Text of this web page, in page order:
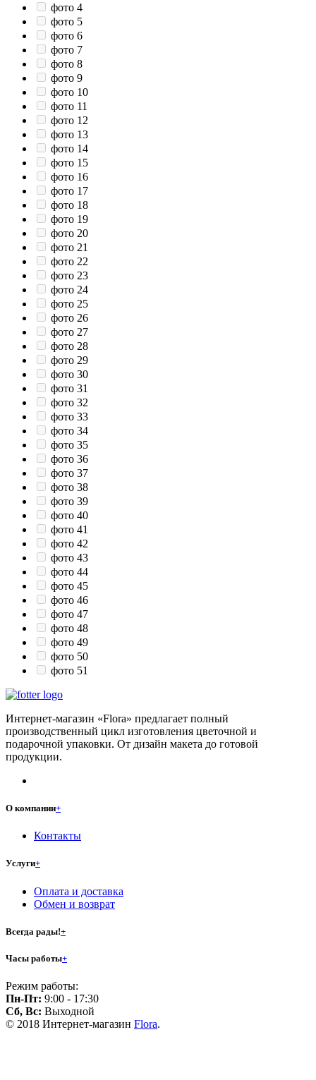
фото 4
фото 5
фото 6
фото 7
фото 8
фото 9
фото 10
фото 11
фото 12
фото 13
фото 14
фото 15
фото 16
фото 17
фото 18
фото 19
фото 20
фото 21
фото 22
фото 23
фото 24
фото 25
фото 26
фото 27
фото 28
фото 29
фото 30
фото 31
фото 32
фото 33
фото 34
фото 35
фото 36
фото 37
фото 38
фото 39
фото 40
фото 41
фото 42
фото 43
фото 44
фото 45
фото 46
фото 47
фото 48
фото 49
фото 50
фото 51
Интернет-магазин «Flora» предлагает полный
производственный цикл изготовления цветочной и
подарочной упаковки. От дизайн макета до готовой
продукции.
О компании+
Контакты
Услуги+
Оплата и доставка
Обмен и возврат
Всегда рады!+
Часы работы+
Режим работы:
Пн-Пт: 9:00 - 17:30
Сб, Вс: Выходной
© 2018 Интернет-магазин Flora.